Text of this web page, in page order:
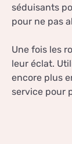
séduisants
pour ne pas
Une fois les
leur éclat.
encore plus
service pour